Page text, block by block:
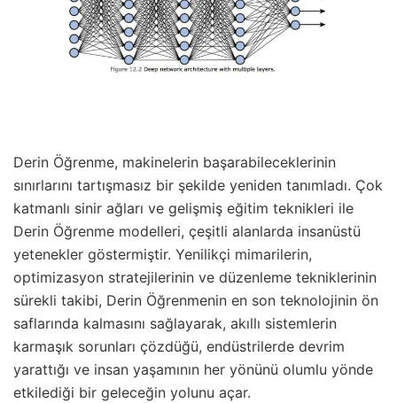
Derin Öğrenme, makinelerin başarabileceklerinin
sınırlarını tartışmasız bir şekilde yeniden tanımladı. Çok
katmanlı sinir ağları ve gelişmiş eğitim teknikleri ile
Derin Öğrenme modelleri, çeşitli alanlarda insanüstü
yetenekler göstermiştir. Yenilikçi mimarilerin,
optimizasyon stratejilerinin ve düzenleme tekniklerinin
sürekli takibi, Derin Öğrenmenin en son teknolojinin ön
saflarında kalmasını sağlayarak, akıllı sistemlerin
karmaşık sorunları çözdüğü, endüstrilerde devrim
yarattığı ve insan yaşamının her yönünü olumlu yönde
etkilediği bir geleceğin yolunu açar.